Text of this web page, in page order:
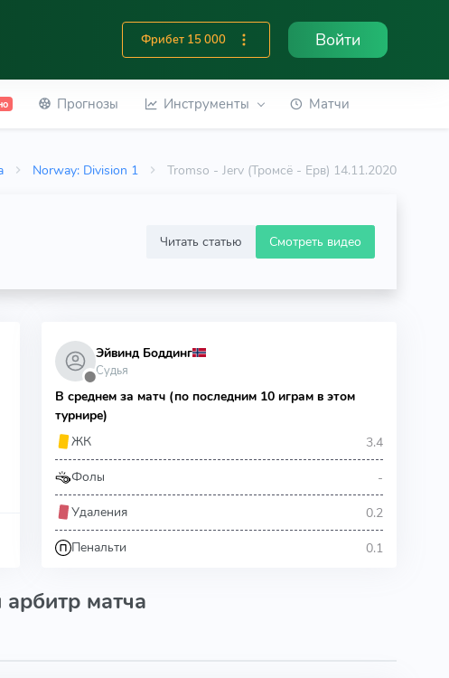
Фрибет 15 000 Войти
Прогнозы Инструменты Матчи
Norway: Division 1 Tromso - Jerv (Тромсё - Ерв) 14.11.2020
Читать статью Смотреть видео
⬤
Эйвинд Боддинг
Судья
В среднем за матч (по последним 10 играм в этом
турнире)
ЖК
3.4
Фолы -
Удаления 0.2
Пенальти 0.1
матча